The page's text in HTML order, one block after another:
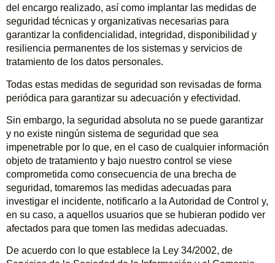
del encargo realizado, así como implantar las medidas de
seguridad técnicas y organizativas necesarias para
garantizar la confidencialidad, integridad, disponibilidad y
resiliencia permanentes de los sistemas y servicios de
tratamiento de los datos personales.
Todas estas medidas de seguridad son revisadas de forma
periódica para garantizar su adecuación y efectividad.
Sin embargo, la seguridad absoluta no se puede garantizar
y no existe ningún sistema de seguridad que sea
impenetrable por lo que, en el caso de cualquier información
objeto de tratamiento y bajo nuestro control se viese
comprometida como consecuencia de una brecha de
seguridad, tomaremos las medidas adecuadas para
investigar el incidente, notificarlo a la Autoridad de Control y,
en su caso, a aquellos usuarios que se hubieran podido ver
afectados para que tomen las medidas adecuadas.
De acuerdo con lo que establece la Ley 34/2002, de